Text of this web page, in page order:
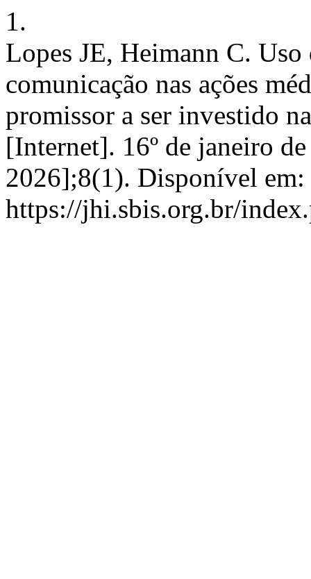
1.
Lopes JE, Heimann C.
comunicação nas ações
promissor a ser investido
[Internet]. 16º de janeiro
2026];8(1). Disponível em:
https://jhi.sbis.org.br/